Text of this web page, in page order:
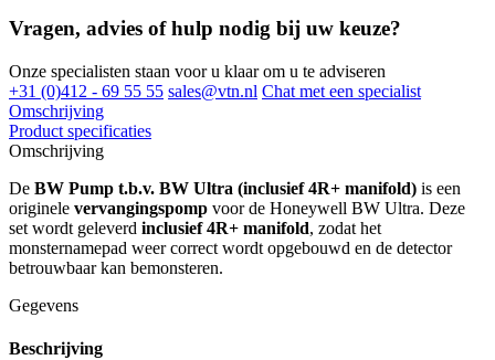
Vragen, advies of hulp nodig bij uw keuze?
Onze specialisten staan voor u klaar om u te adviseren
+31 (0)412 - 69 55 55 sales@vtn.nl Chat met een specialist
Omschrijving
Product specificaties
Omschrijving
De BW Pump t.b.v. BW Ultra (inclusief 4R+ manifold) is een
originele vervangingspomp voor de Honeywell BW Ultra. Deze
set wordt geleverd inclusief 4R+ manifold, zodat het
monsternamepad weer correct wordt opgebouwd en de detector
betrouwbaar kan bemonsteren.
Gegevens
Beschrijving